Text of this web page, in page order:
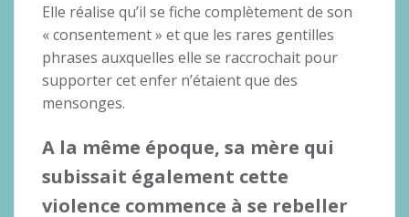
Elle réalise qu’il se fiche complètement de son
« consentement » et que les rares gentilles
phrases auxquelles elle se raccrochait pour
supporter cet enfer n’étaient que des
mensonges.
A la même époque, sa mère qui
subissait également cette
violence commence à se rebeller